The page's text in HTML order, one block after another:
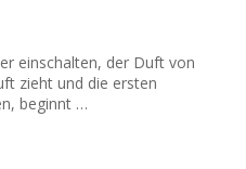
einschalten, der Duft von
zieht und die ersten
beginnt …